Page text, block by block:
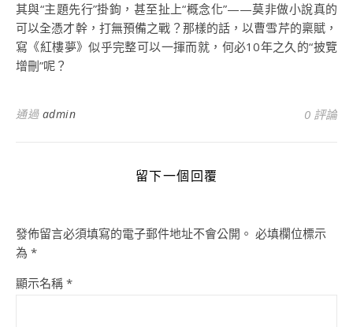
其與“主題先行”掛鉤，甚至扯上“概念化”——莫非做小說真的
可以全憑才幹，打無預備之戰？那樣的話，以曹雪芹的稟賦，
寫《紅樓夢》似乎完整可以一揮而就，何必10年之久的“披覽
增刪”呢？
通過 admin 0 評論
留下一個回覆
發佈留言必須填寫的電子郵件地址不會公開。 必填欄位標示
為 *
顯示名稱 *